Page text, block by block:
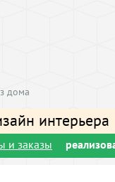
дома
интерьера
и заказы